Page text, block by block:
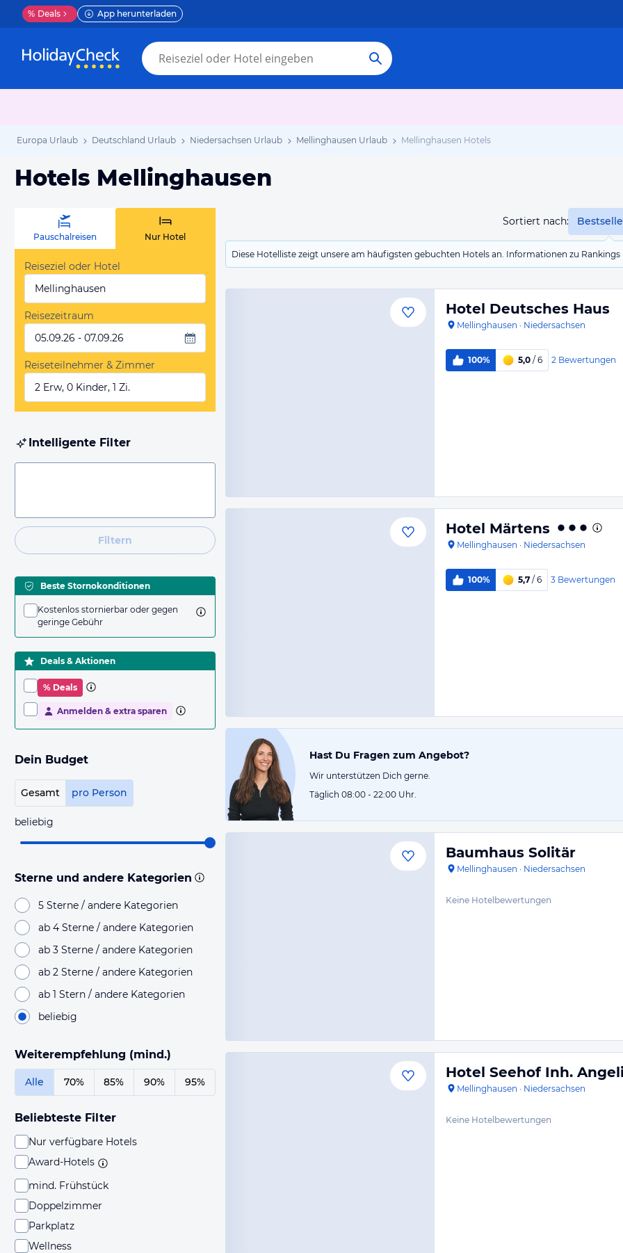
% Deals App herunterladen
Europa Urlaub Deutschland Urlaub Niedersachsen Urlaub Mellinghausen Urlaub Mellinghausen Hotels
Hotels Mellinghausen
Sortiert nach:
Diese Hotelliste zeigt unsere am häufigsten gebuchten Hotels an. Informationen zu
Pauschalreisen Nur Hotel
Reiseziel oder Hotel
Mellinghausen
Reisezeitraum
05.09.26 - 07.09.26
Reiseteilnehmer & Zimmer
2 Erw, 0 Kinder, 1 Zi.
Intelligente Filter
Filtern
Beste Stornokonditionen
Kostenlos stornierbar oder gegen
geringe Gebühr
Deals & Aktionen
% Deals
Anmelden & extra sparen
Dein Budget
Gesamt pro Person
beliebig
Sterne und andere Kategorien
5 Sterne / andere Kategorien
ab 4 Sterne / andere Kategorien
ab 3 Sterne / andere Kategorien
ab 2 Sterne / andere Kategorien
ab 1 Stern / andere Kategorien
beliebig
Weiterempfehlung (mind.)
Alle 70% 85% 90% 95%
Beliebteste Filter
Nur verfügbare Hotels
Award-Hotels
mind. Frühstück
Doppelzimmer
Parkplatz
Wellness
Hotel Deutsches Haus
Mellinghausen · Niedersachsen
100% 5,0 / 6 2 Bewertungen
Hotel Märtens
Mellinghausen · Niedersachsen
100% 5,7 / 6 3 Bewertungen
Hast Du Fragen zum Angebot?
Wir unterstützen Dich gerne.
Täglich 08:00 - 22:00 Uhr.
Baumhaus Solitär
Mellinghausen · Niedersachsen
Keine Hotelbewertungen
Hotel Seehof Inh.
Mellinghausen · Niedersachsen
Keine Hotelbewertungen